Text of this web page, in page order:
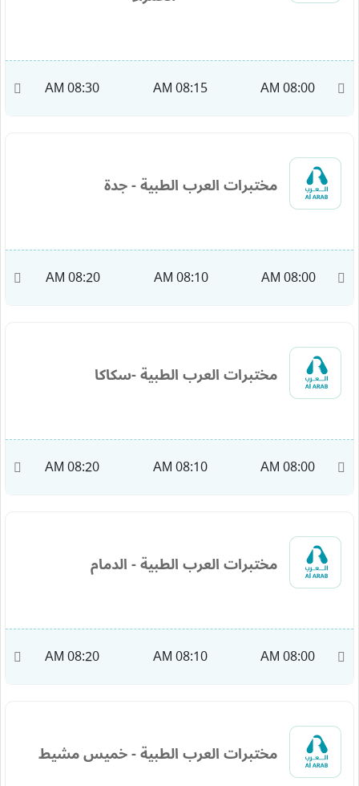
08:00 AM
08:15 AM
08:30 AM
مختبرات العرب الطبية - جدة
08:00 AM
08:10 AM
08:20 AM
مختبرات العرب الطبية -سكاكا
08:00 AM
08:10 AM
08:20 AM
مختبرات العرب الطبية - الدمام
08:00 AM
08:10 AM
08:20 AM
مختبرات العرب الطبية - خميس مشيط